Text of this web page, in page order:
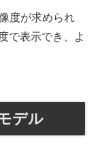
度が求められ
で表示でき、よ
デル